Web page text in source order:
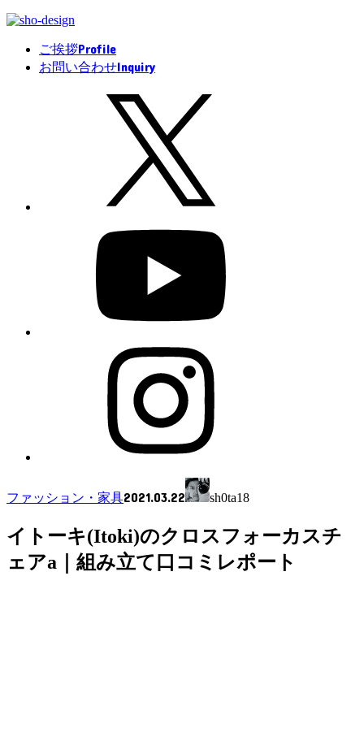
ご挨拶Profile
お問い合わせInquiry
ファッション・家具2021.03.22 sh0ta18
イトーキ(Itoki)のクロスフォーカスチ
ェアa｜組み立て口コミレポート